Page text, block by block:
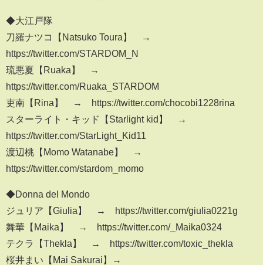
◆大江戸隊
刀羅ナツコ【Natsuko Toura】 →
https://twitter.com/STARDOM_N
琉悪夏【Ruaka】 →
https://twitter.com/Ruaka_STARDOM
吏南【Rina】 → https://twitter.com/chocobi1228rina
スターライト・キッド【Starlight kid】 →
https://twitter.com/StarLight_Kid11
渡辺桃【Momo Watanabe】 →
https://twitter.com/stardom_momo
◆Donna del Mondo
ジュリア【Giulia】 → https://twitter.com/giulia0221g
舞華【Maika】 → https://twitter.com/_Maika0324
テクラ【Thekla】 → https://twitter.com/toxic_thekla
桜井まい【Mai Sakurai】→